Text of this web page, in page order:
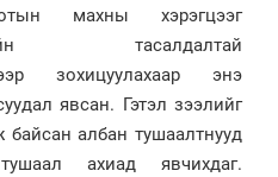
махны хэрэгцээг
тасалдалтай
зохицуулахаар энэ
явсан. Гэтэл зээлийг
байсан албан тушаалтнууд
ахиад явчихдаг.